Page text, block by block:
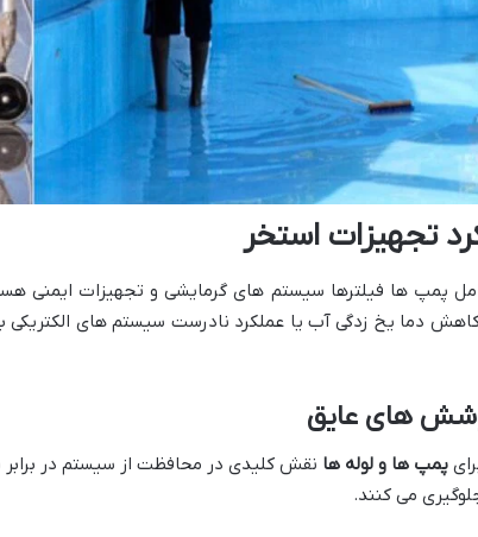
تجهیزات استخر
پمپ ها فیلترها سیستم های گرمایشی و تجهیزات ایمنی
دما یخ زدگی آب یا عملکرد نادرست سیستم های الکتریکی
های عایق
پمپ ها و لوله ها نقش کلیدی در محافظت از سیستم در برابر
می کنند.